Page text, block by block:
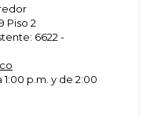
Piso 2
6622 -
p.m. y de 2:00